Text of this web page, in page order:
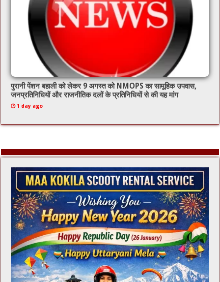
पुरानी पेंशन बहाली को लेकर 9 अगस्त को NMOPS का सामूहिक उपवास,
जनप्रतिनिधियों और राजनीतिक दलों के प्रतिनिधियों से की यह मांग
1 day ago